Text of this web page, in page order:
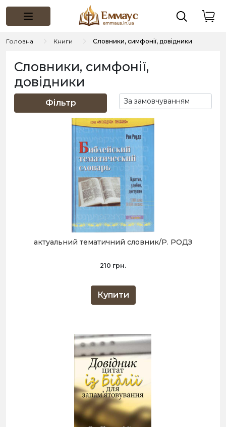
Головна Книги Словники, симфонії, довідники
Словники, симфонії,
довідники
Фільтр
актуальний тематичний словник/Р. РОДЗ
210 грн.
Купити